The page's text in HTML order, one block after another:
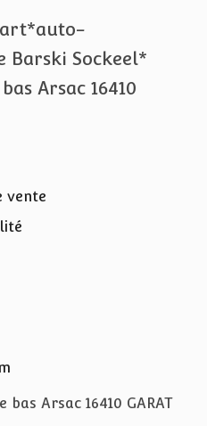
Barski Sockeel*
Arsac 16410
vente
bas Arsac 16410 GARAT